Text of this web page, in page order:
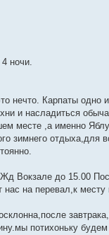
ночи.
нечто. Карпаты одно
и насладиться
месте ,а именно
зимнего отдыха,для
Вокзале до 15.00
нас на перевал,к
потихоньку